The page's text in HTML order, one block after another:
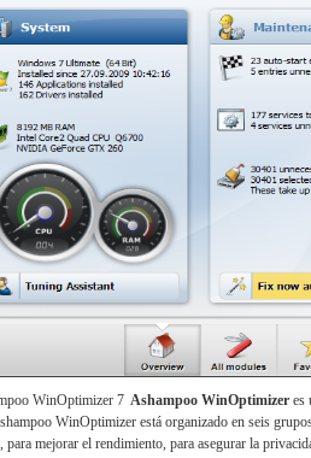
Ashampoo WinOptimizer es
WinOptimizer está organizado en seis
para mejorar el rendimiento, para asegurar la